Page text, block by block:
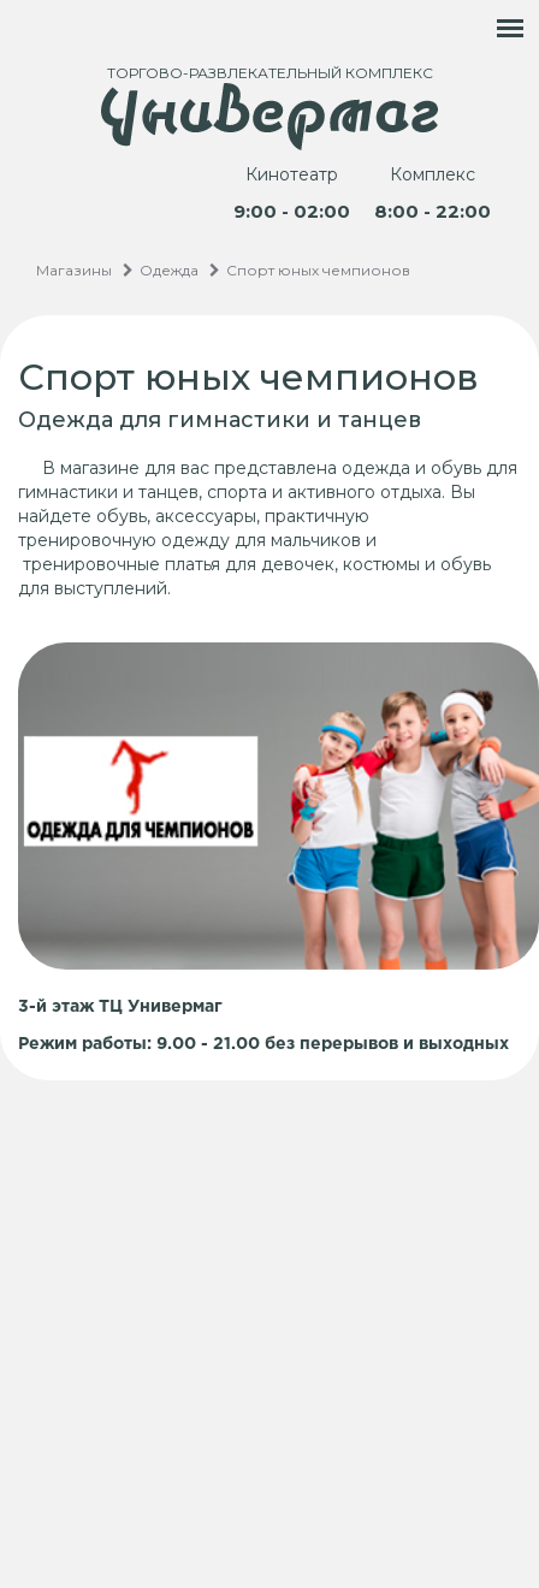
ТОРГОВО-РАЗВЛЕКАТЕЛЬНЫЙ КОМПЛЕКС
Кинотеатр
9:00 - 02:00
Комплекс
8:00 - 22:00
Магазины Одежда Спорт юных чемпионов
Спорт юных чемпионов
Одежда для гимнастики и танцев
В магазине для вас представлена одежда и обувь для
гимнастики и танцев, спорта и активного отдыха. Вы
найдете обувь, аксессуары, практичную
тренировочную одежду для мальчиков и
тренировочные платья для девочек, костюмы и обувь
для выступлений.
3-й этаж ТЦ Универмаг
Режим работы: 9.00 - 21.00 без перерывов и выходных